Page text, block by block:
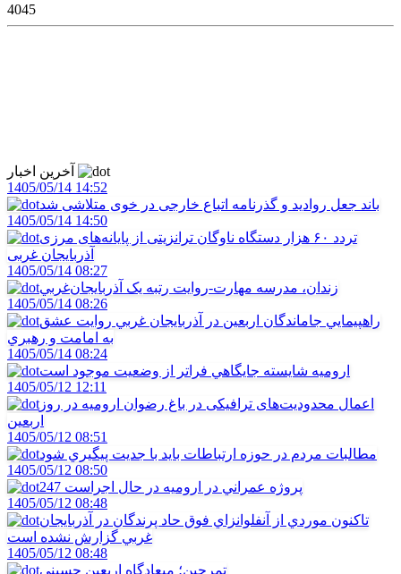
4045
1405/05/14 14:52
باند جعل روادید و گذرنامه اتباع خارجی در خوی متلاشی شد
1405/05/14 14:50
تردد ۶۰ هزار دستگاه ناوگان ترانزیتی از پایانه‌های مرزی
آذربایجان ‌غربی
1405/05/14 08:27
زندان، مدرسه مهارت-روايت رتبه يک آذربايجان‌غربي
1405/05/14 08:26
راهپيمايي جاماندگان اربعين در آذربايجان غربي روايت عشق
به امامت و رهبري
1405/05/14 08:24
اروميه شايسته جايگاهي فراتر از وضعيت موجود است
1405/05/12 12:11
اعمال محدودیت‌های ترافیکی در باغ رضوان ارومیه در روز
اربعین
1405/05/12 08:51
مطالبات مردم در حوزه ارتباطات بايد با جديت پيگيري شود
1405/05/12 08:50
247 پروژه عمراني در اروميه در حال اجراست
1405/05/12 08:48
تاکنون موردي از آنفلوانزاي فوق حاد پرندگان در آذربايجان
غربي گزارش نشده است
1405/05/12 08:48
تمرچين؛ ميعادگاه اربعين حسيني